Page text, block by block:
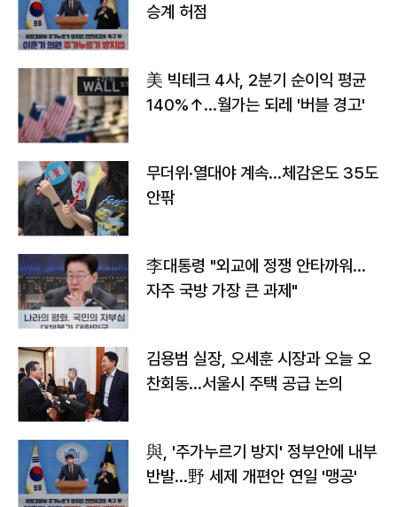
승계 허점
美 빅테크 4사, 2분기 순이익 평균
140%↑…월가는 되레 '버블 경고'
무더위·열대야 계속…체감온도 35도
안팎
李대통령 "외교에 정쟁 안타까워…
자주 국방 가장 큰 과제"
김용범 실장, 오세훈 시장과 오늘 오
찬회동...서울시 주택 공급 논의
與, '주가누르기 방지' 정부안에 내부
반발…野 세제 개편안 연일 '맹공'